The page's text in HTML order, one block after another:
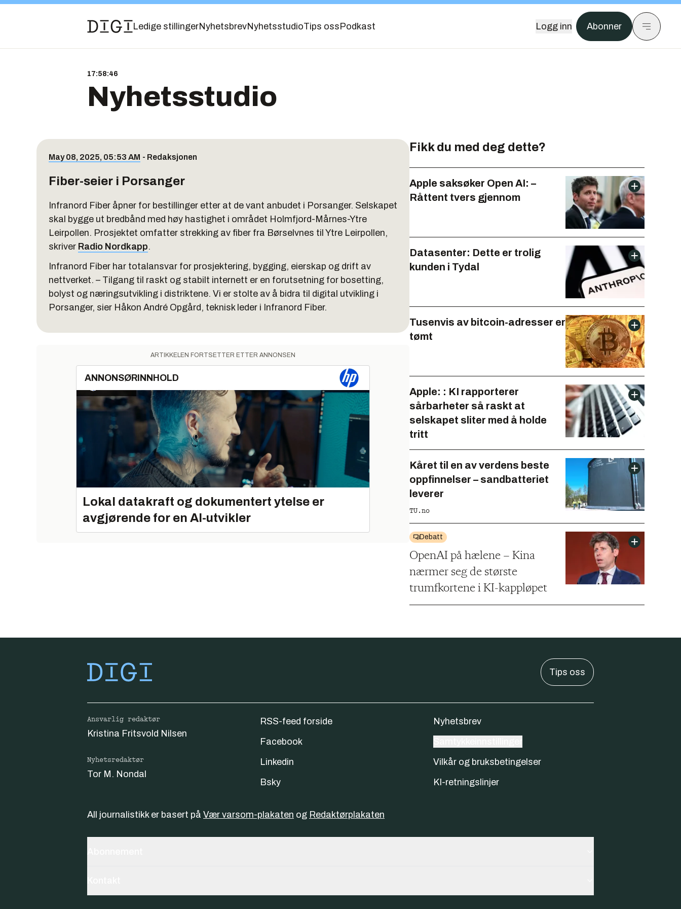
Ledige stillingerNyhetsbrevNyhetsstudioTips oss Podkast Logg inn Abonner
17:58:47
Nyhetsstudio
May 08, 2025, 05:53 AM - Redaksjonen
Fiber-seier i Porsanger
Infranord Fiber åpner for bestillinger etter at de vant anbudet i Porsanger. Selskapet
skal bygge ut bredbånd med høy hastighet i området Holmfjord-Mårnes-Ytre
Leirpollen. Prosjektet omfatter strekking av fiber fra Børselvnes til Ytre Leirpollen,
skriver Radio Nordkapp.
Infranord Fiber har totalansvar for prosjektering, bygging, eierskap og drift av
nettverket. – Tilgang til raskt og stabilt internett er en forutsetning for bosetting,
bolyst og næringsutvikling i distriktene. Vi er stolte av å bidra til digital utvikling i
Porsanger, sier Håkon André Opgård, teknisk leder i Infranord Fiber.
ARTIKKELEN FORTSETTER ETTER ANNONSEN
ANNONSØRINNHOLD
Lokal datakraft og dokumentert ytelse er
avgjørende for en AI-utvikler
Fikk du med deg dette?
Apple saksøker Open AI: –
Råttent tvers gjennom
Datasenter: Dette er trolig
kunden i Tydal
Tusenvis av bitcoin-adresser er
tømt
Apple: : KI rapporterer
sårbarheter så raskt at
selskapet sliter med å holde
tritt
Kåret til en av verdens beste
oppfinnelser – sandbatteriet
leverer
TU.no
Debatt
OpenAI på hælene – Kina
nærmer seg de største
trumfkortene i KI-kappløpet
Tips oss
Ansvarlig redaktør
Kristina Fritsvold Nilsen
Nyhetsredaktør
Tor M. Nondal
RSS-feed forside
Facebook
Linkedin
Bsky
Nyhetsbrev
Vilkår og bruksbetingelser
KI-retningslinjer
All journalistikk er basert på Vær varsom-plakaten og Redaktørplakaten